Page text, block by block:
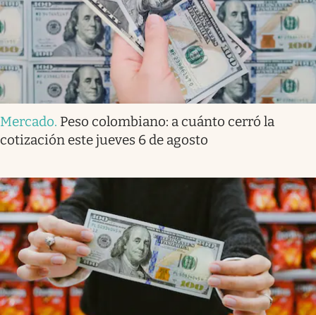
Mercado. Peso colombiano: a cuánto cerró la
cotización este jueves 6 de agosto